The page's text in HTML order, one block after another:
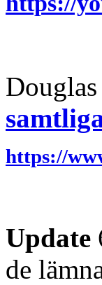
https://
Update
de